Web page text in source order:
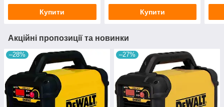
Купити Купити
Акційні пропозиції та новинки
–28% –27%